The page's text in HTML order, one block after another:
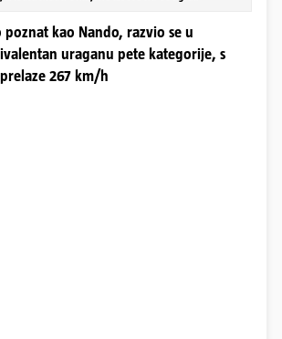
poznat kao Nando, razvio se u
uraganu pete kategorije, s
267 km/h